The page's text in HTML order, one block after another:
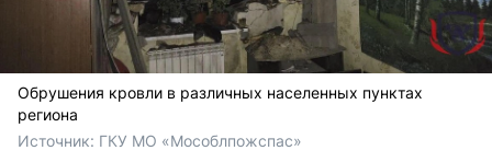
Обрушения кровли в различных населенных пунктах
региона
Источник: ГКУ МО «Мособлпожспас»